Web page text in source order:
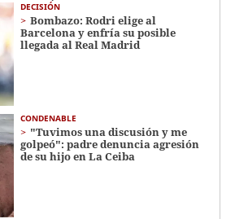
DECISIÓN
Bombazo: Rodri elige al
Barcelona y enfría su posible
llegada al Real Madrid
CONDENABLE
"Tuvimos una discusión y me
golpeó": padre denuncia agresión
de su hijo en La Ceiba